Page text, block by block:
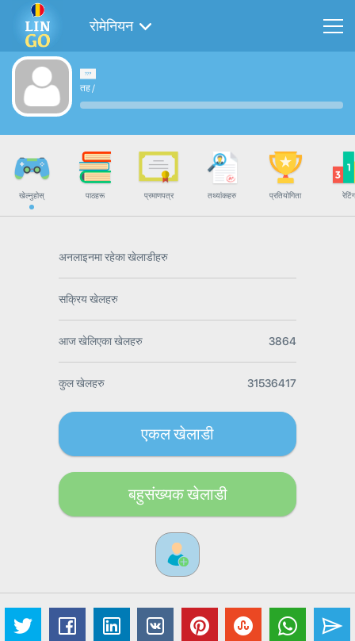
रोमेनियन
तह/
खेल्नुहोस् पाठहरू प्रमाणपत्र तथ्यांकहरु प्रतियोगिता रेटिंग
अनलाइनमा रहेका खेलाडीहरु
सक्रिय खेलहरु
आज खेलिएका खेलहरु 3864
कुल खेलहरु 31536417
एकल खेलाडी
बहुसंख्यक खेलाडी